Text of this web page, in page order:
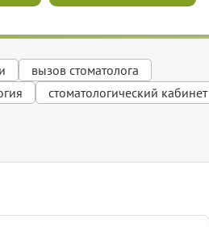
вызов стоматолога
стоматологический кабинет